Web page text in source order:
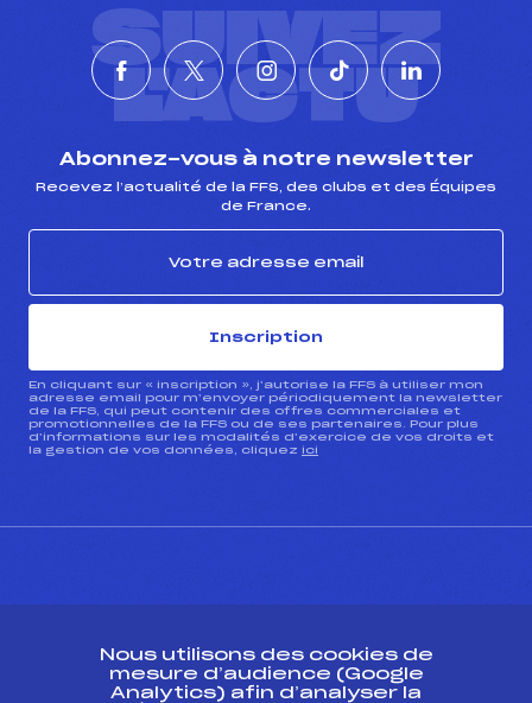
SUIVEZ
L'ACTU
Abonnez-vous à notre newsletter
Recevez l’actualité de la FFS, des clubs et des Équipes
de France.
Inscription
En cliquant sur « inscription », j’autorise la FFS à utiliser mon
adresse email pour m’envoyer périodiquement la newsletter
de la FFS, qui peut contenir des offres commerciales et
promotionnelles de la FFS ou de ses partenaires. Pour plus
d’informations sur les modalités d’exercice de vos droits et
la gestion de vos données, cliquez ici
Nous utilisons des cookies de
mesure d’audience (Google
Analytics) afin d’analyser la